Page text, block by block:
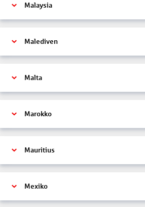
Malaysia
Malediven
Malta
Marokko
Mauritius
Mexiko